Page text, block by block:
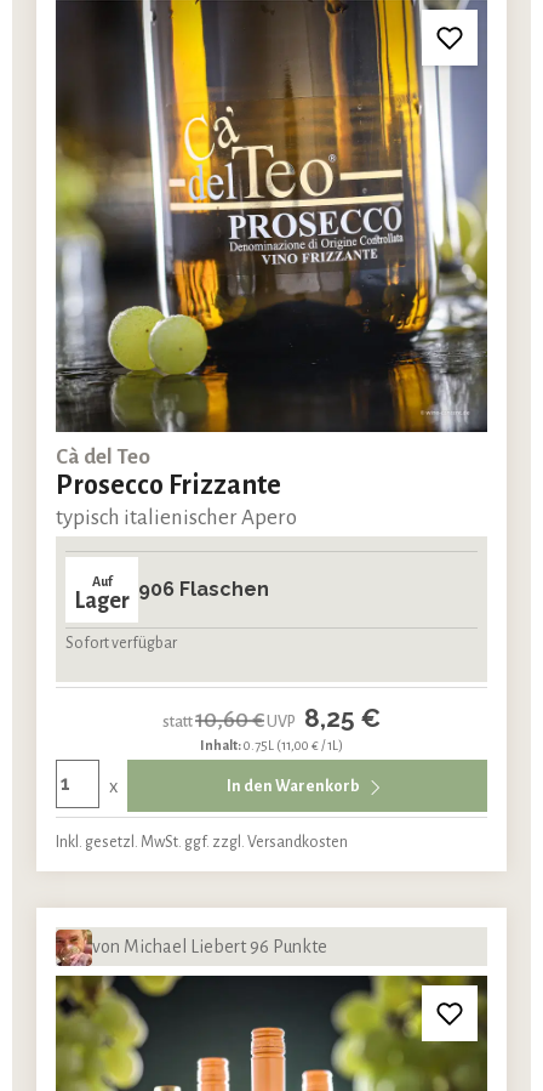
Cà del Teo
Prosecco Frizzante
typisch italienischer Apero
Auf
Lager 906 Flaschen
Sofort verfügbar
statt10,60 €UVP 8,25 €
Inhalt:0.75L (11,00 € / 1L)
x In den Warenkorb
Inkl. gesetzl. MwSt. ggf. zzgl. Versandkosten
von Michael Liebert 96 Punkte